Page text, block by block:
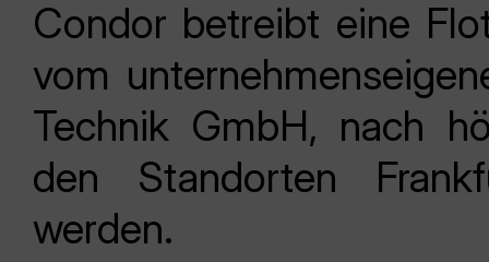
Condor betreibt eine
vom
Technik GmbH, nach
den Standorten
werden.